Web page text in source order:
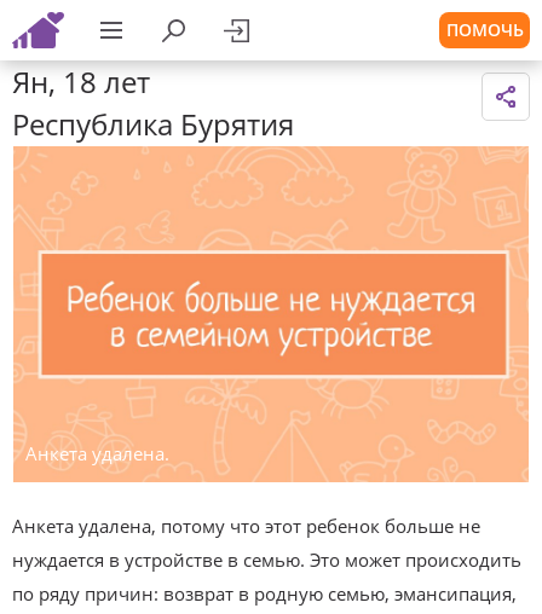
ПОМОЧЬ
Ян, 18 лет
Республика Бурятия
Анкета удалена.
Анкета удалена, потому что этот ребенок больше не
нуждается в устройстве в семью. Это может происходить
по ряду причин: возврат в родную семью, эмансипация,